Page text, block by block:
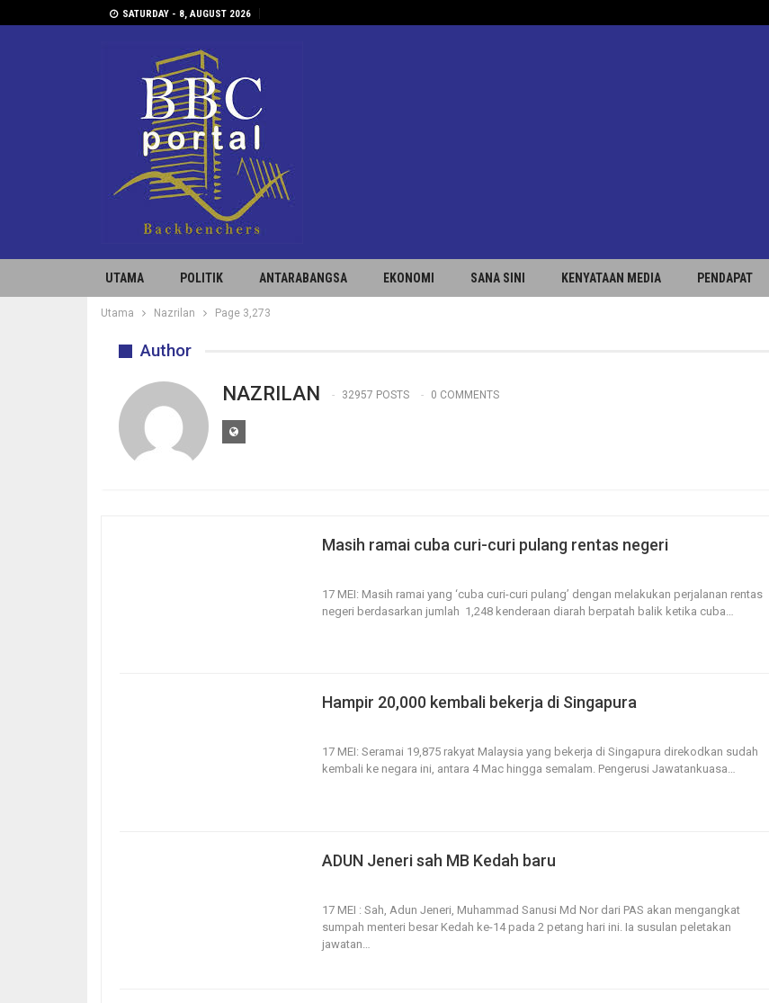
SATURDAY - 8, AUGUST 2026
UTAMA POLITIK ANTARABANGSA EKONOMI SANA SINI KENYATAAN MEDIA PENDAPAT
Utama Nazrilan Page 3,273
Author
NAZRILAN 32957 POSTS 0 COMMENTS
Masih ramai cuba curi-curi pulang rentas negeri
17 MEI: Masih ramai yang ‘cuba curi-curi pulang’ dengan melakukan perjalanan rentas
negeri berdasarkan jumlah 1,248 kenderaan diarah berpatah balik ketika cuba…
Hampir 20,000 kembali bekerja di Singapura
17 MEI: Seramai 19,875 rakyat Malaysia yang bekerja di Singapura direkodkan sudah
kembali ke negara ini, antara 4 Mac hingga semalam. Pengerusi Jawatankuasa…
ADUN Jeneri sah MB Kedah baru
17 MEI : Sah, Adun Jeneri, Muhammad Sanusi Md Nor dari PAS akan mengangkat
sumpah menteri besar Kedah ke-14 pada 2 petang hari ini. Ia susulan peletakan
jawatan